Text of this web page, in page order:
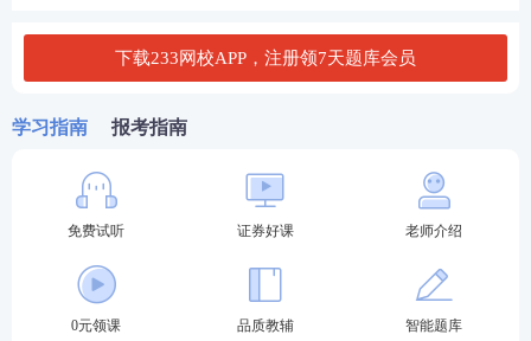
证券从业考试报名入口
证券从业资格考试的唯一官方报名入口是
证券考试网上报名入口
如果担心错过2026年证券考试报名？大家可以扫码预
下载233网校APP，注册领7天题库会员
学习指南 报考指南
免费试听 证券好课 老师介绍
0元领课 品质教辅 智能题库